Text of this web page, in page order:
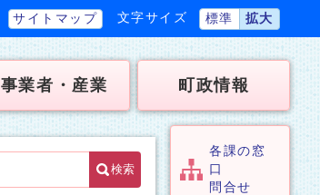
サイトマップ 文字サイズ 標準 拡大
事業者・産業 町政情報
検索
各課の窓
口
問合せ